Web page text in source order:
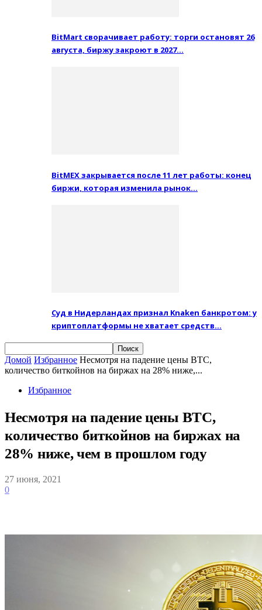
BitMart сворачивает работу: торги остановят 26
августа, биржу закроют в 2027…
BitMEX закрывается после 11 лет работы: конец
биржи, которая изменила рынок…
Суд в Нидерландах признал Knaken банкротом: у
криптоплатформы не хватает средств…
Домой Избранное Несмотря на падение цены BTC,
количество биткойнов на биржах на 28% ниже,...
Избранное
Несмотря на падение цены BTC,
количество биткойнов на биржах на
28% ниже, чем в прошлом году
27 июня, 2021
0